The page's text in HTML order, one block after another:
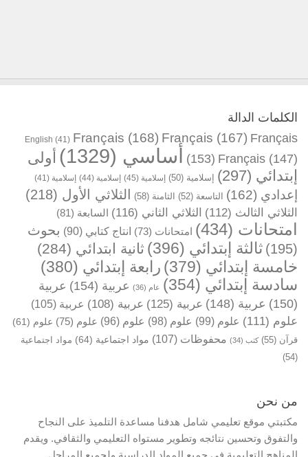
الكلمات الدالة
English (41) Français (168) Français (167) Français
(153) Français (147) أساسي (1329)
أولى
إبتدائي (297) إسلامية (50) إسلامية (45) إسلامية (44) إسلامية (41)
إعدادي (162) التاسعة (52) الثامنة (58) الثلاثي الأول (218)
الثلاثي الثالث (112) الثلاثي الثاني (116) السابعة (81)
امتحانات (434) امتحانات (73) انتاج كتابي (90)
بحوث
(195)
ثالثة إبتدائي (396) ثانية ابتدائي (284)
خامسة إبتدائي (379) رابعة إبتدائي (380)
سادسة إبتدائي (354) عام (36) عربية (154)
عربية
(150)
عربية (148) عربية (125) عربية (108) عربية (105)
علوم (111) علوم (99) علوم (98) علوم (96) علوم (75) علوم (61)
قرآن (55) كتب (34) محفوظات (107) مواد اجتماعية (64)
مواد اجتماعية
(54)
من نحن
مكتبتي موقع تعليمي شامل هدفنا مساعدة التلميذ على النجاح
والتفوق وتحسين نتائجه وتطوير مستواه التعليمي والثقافي. ويقدم
المناهج التعليمية فى جميع المواد الدراسية ولجميع المراحل